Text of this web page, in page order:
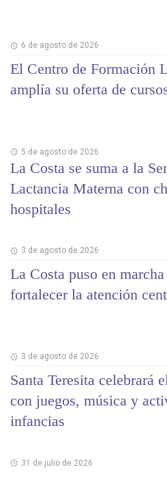
6 de agosto de 2026
El Centro de Formación
amplía su oferta de
5 de agosto de 2026
La Costa se suma a la
Lactancia Materna con
hospitales
3 de agosto de 2026
La Costa puso en
fortalecer la atención
3 de agosto de 2026
Santa Teresita celebrará
con juegos, música y
infancias
31 de julio de 2026